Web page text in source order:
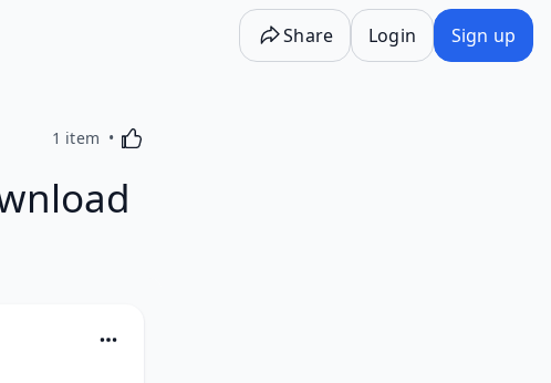
Share Login Sign up
1 item Activating this element will cause content on the